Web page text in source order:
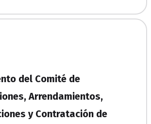
del Comité de
Arrendamientos,
y Contratación de